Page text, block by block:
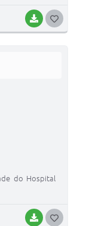
BAIXAR
BAIXAR
do Hospital